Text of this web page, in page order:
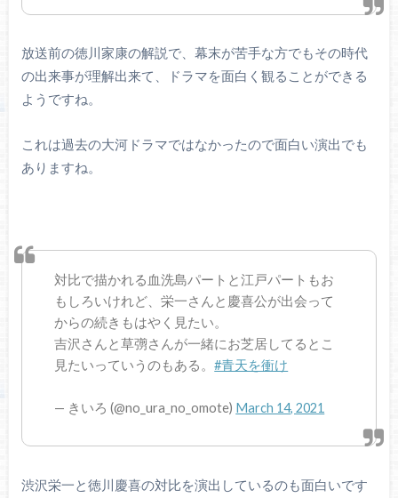
放送前の徳川家康の解説で、幕末が苦手な方でもその時代
の出来事が理解出来て、ドラマを面白く観ることができる
ようですね。
これは過去の大河ドラマではなかったので面白い演出でも
ありますね。
対比で描かれる血洗島パートと江戸パートもお
もしろいけれど、栄一さんと慶喜公が出会って
からの続きもはやく見たい。
吉沢さんと草彅さんが一緒にお芝居してるとこ
見たいっていうのもある。#青天を衝け
— きいろ (@no_ura_no_omote) March 14, 2021
渋沢栄一と徳川慶喜の対比を演出しているのも面白いです